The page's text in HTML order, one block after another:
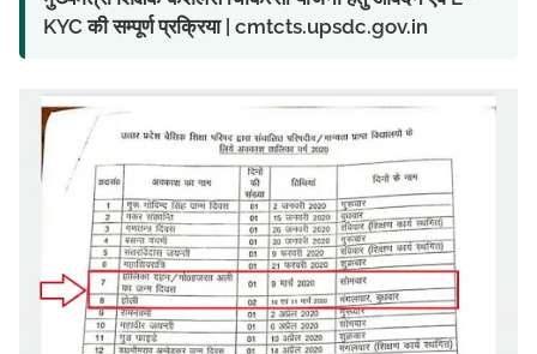
KYC की सम्पूर्ण प्रक्रिया | cmtcts.upsdc.gov.in